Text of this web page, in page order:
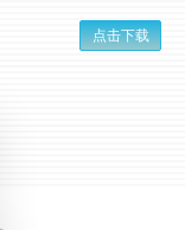
点击下载